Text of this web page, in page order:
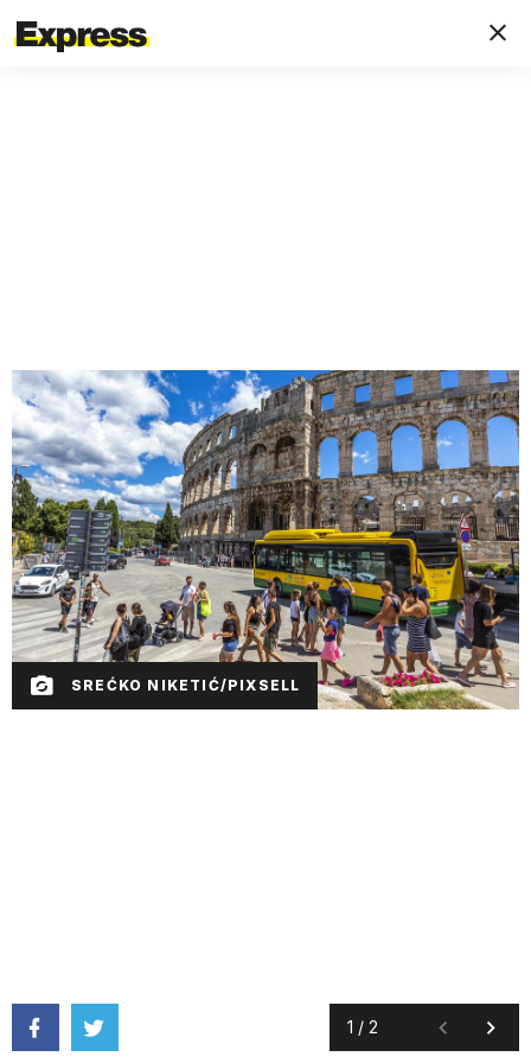
SREĆKO NIKETIĆ/PIXSELL
1 / 2